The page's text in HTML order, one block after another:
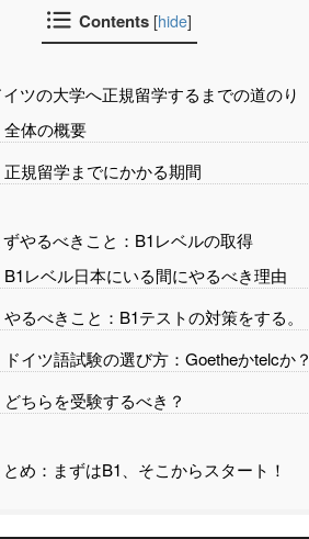
Contents [hide]
イツの大学へ正規留学するまでの道のり
全体の概要
正規留学までにかかる期間
ずやるべきこと：B1レベルの取得
B1レベル日本にいる間にやるべき理由
やるべきこと：B1テストの対策をする。
ドイツ語試験の選び方：Goetheかtelcか？
どちらを受験するべき？
とめ：まずはB1、そこからスタート！